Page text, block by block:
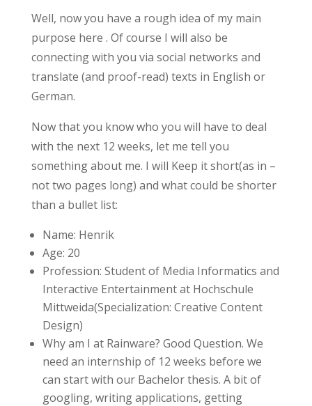
Well, now you have a rough idea of my main
purpose here . Of course I will also be
connecting with you via social networks and
translate (and proof-read) texts in English or
German.
Now that you know who you will have to deal
with the next 12 weeks, let me tell you
something about me. I will Keep it short(as in –
not two pages long) and what could be shorter
than a bullet list:
Name: Henrik
Age: 20
Profession: Student of Media Informatics and
Interactive Entertainment at Hochschule
Mittweida(Specialization: Creative Content
Design)
Why am I at Rainware? Good Question. We
need an internship of 12 weeks before we
can start with our Bachelor thesis. A bit of
googling, writing applications, getting